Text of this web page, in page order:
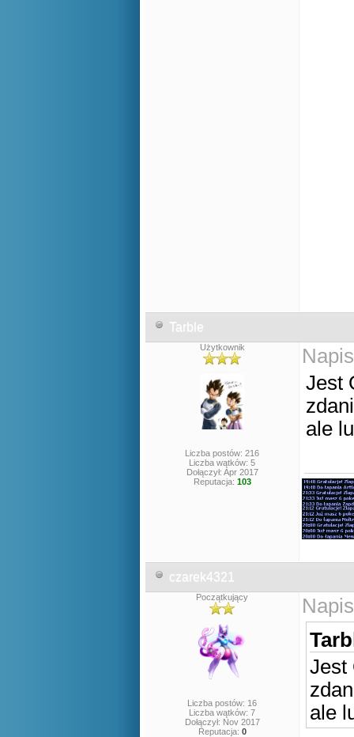
Tarble
Użytkownik
Liczba postów: 216
Liczba wątków: 5
Dołączył: Apr 2017
Reputacja: 103
Jest
ale
czarek4321
Początkujący
Liczba postów: 16
Liczba wątków: 7
Dołączył: Nov 2017
Reputacja: 0
Jest
ale